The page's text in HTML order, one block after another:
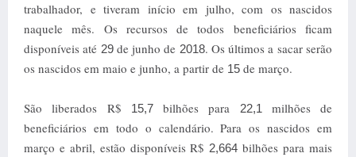
trabalhador, e tiveram início em julho, com os nascidos
naquele mês. Os recursos de todos beneficiários ficam
disponíveis até 29de junho de 2018. Os últimos a sacar serão
os nascidos em maio e junho, a partir de 15 de março.
São liberados R$ 15,7bilhões para 22,1 milhões de
beneficiários em todo o calendário. Para os nascidos em
março e abril, estão disponíveis R$2,664 bilhões para mais